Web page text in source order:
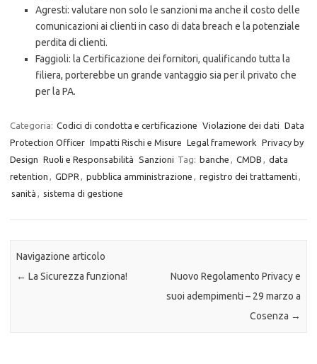
Agresti: valutare non solo le sanzioni ma anche il costo delle
comunicazioni ai clienti in caso di data breach e la potenziale
perdita di clienti.
Faggioli: la Certificazione dei fornitori, qualificando tutta la
filiera, porterebbe un grande vantaggio sia per il privato che
per la PA.
Categoria: Codici di condotta e certificazione Violazione dei dati Data
Protection Officer Impatti Rischi e Misure Legal framework Privacy by
Design Ruoli e Responsabilità Sanzioni Tag: banche , CMDB , data
retention , GDPR , pubblica amministrazione , registro dei trattamenti ,
sanità , sistema di gestione
Navigazione articolo
← La Sicurezza funziona!
Nuovo Regolamento Privacy e
suoi adempimenti – 29 marzo a
Cosenza →